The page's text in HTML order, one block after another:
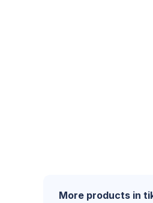
More products in